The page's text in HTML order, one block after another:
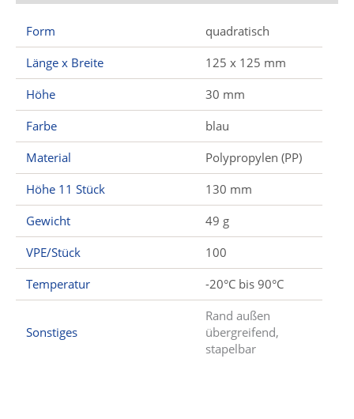
Form
quadratisch
Länge x Breite
125 x 125 mm
Höhe
30 mm
Farbe
blau
Material
Polypropylen (PP)
Höhe 11 Stück
130 mm
Gewicht
49 g
VPE/Stück
100
Temperatur
-20°C bis 90°C
Sonstiges
Rand außen
übergreifend,
stapelbar